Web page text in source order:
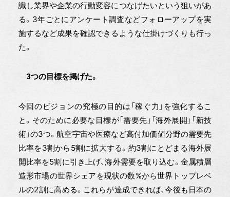
識し業界や企業の行動変容につなげたいという狙いがあ
る。3年ごとにアンケート調査などフォローアップを実
施するなど成果を確認できるような仕掛けづくりも行っ
た。
3つの目標を掲げた。
今回のビジョンの究極の目的は「稼ぐ力」を強化するこ
と。そのために必要な目標が「需要先」「海外展開」「新技
術」の3つ。航空宇宙や医療など高付加価値分野の需要先
比率を3割から5割に拡大する。約3割にとどまる海外展
開比率を5割に引き上げ、海外需要を取り込む。金属積層
造形市場の世界シェアを現状の数%から世界トップレベ
ルの2割に高める。これらが達成できれば、今後も日本の